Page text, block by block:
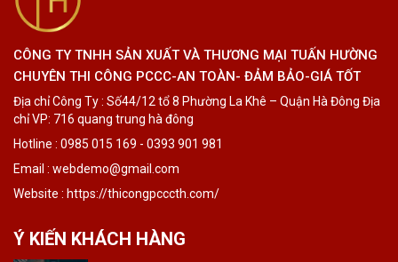
CÔNG TY TNHH SẢN XUẤT VÀ THƯƠNG MẠI TUẤN HƯỜNG
CHUYÊN THI CÔNG PCCC-AN TOÀN- ĐẢM BẢO-GIÁ TỐT
Địa chỉ Công Ty : Số44/12 tổ 8 Phường La Khê – Quận Hà Đông Địa
chỉ VP: 716 quang trung hà đông
Hotline : 0985 015 169 - 0393 901 981
Email : webdemo@gmail.com
Website : https://thicongpcccth.com/
Ý KIẾN KHÁCH HÀNG